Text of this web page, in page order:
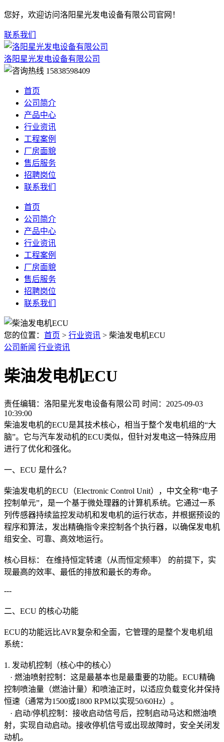
您好，欢迎访问洛阳星光发电设备有限公司官网！
联系我们
洛阳星光发电设备有限公司
15838598409
首页
公司简介
产品中心
行业资讯
工程案例
厂房面貌
售后服务
招聘岗位
联系我们
首页
公司简介
产品中心
行业资讯
工程案例
厂房面貌
售后服务
招聘岗位
联系我们
您的位置： 首页 > 行业资讯 > 柴油发电机ECU
公司新闻 行业资讯
柴油发电机ECU
责任编辑：洛阳星光发电设备有限公司 时间：2025-09-03
10:39:00
柴油发电机的ECU是其技术核心，相当于整个发电机组的“大
脑”。它与汽车发动机的ECU类似，但针对发电这一特殊应用
进行了优化和强化。
一、ECU 是什么？
柴油发电机的ECU（Electronic Control Unit），中文全称“电子
控制单元”，是一个基于微处理器的计算机系统。它通过一系
列传感器持续监控发动机和发电机的运行状态，并根据预设的
程序和算法，发出精确指令来控制各个执行器，以确保发电机
组安全、可靠、高效地运行。
核心目标： 在维持恒定转速（从而恒定频率） 的前提下，实
现最高的效率、最低的排放和最长的寿命。
---
二、ECU 的核心功能
ECU的功能远比AVR复杂和全面，它管理的是整个发电机组
系统：
1. 发动机控制（核心中的核心）
· 燃油喷射控制：这是最基本也是最重要的功能。ECU精确
控制喷油量（燃油计量）和喷油正时，以适应负载变化并保持
恒速（通常为1500或1800 RPM以实现50/60Hz）。
· 启动/停机控制：接收启动信号后，控制启动马达和燃油喷
射，实现自动启动。接收停机信号或出现故障时，安全关闭发
动机。